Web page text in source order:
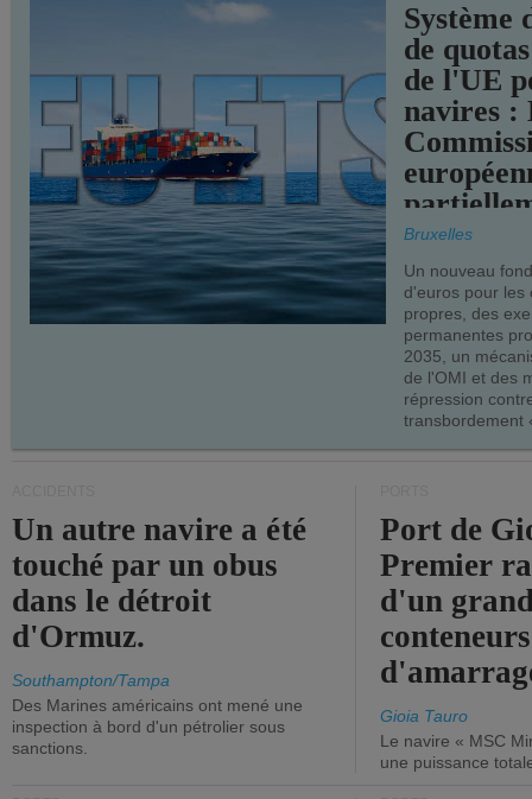
Système
de
de l'UE
navires :
Bruxelles
Un nouveau
d'euros pour les
propres, des
permanentes
2035, un
de l'OMI et des
répression
transbordement
Un autre navire a été
touché par un obus
dans le détroit
d'Ormuz.
Southampton/Tampa
Des Marines américains ont mené une
inspection à bord d'un pétrolier sous
sanctions.
Port de
Premier
d'un
Gioia Tauro
Le navire « MSC
une puissance